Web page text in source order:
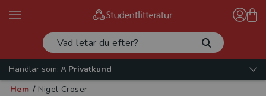
Handlar som:
Privatkund
Hem / Nigel Croser